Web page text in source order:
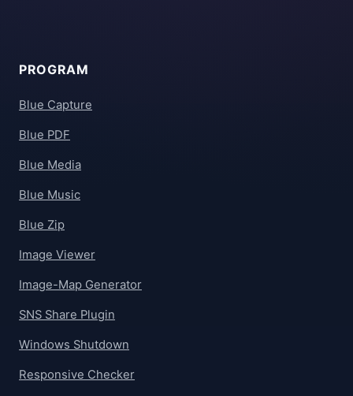
PROGRAM
Blue Capture
Blue PDF
Blue Media
Blue Music
Blue Zip
Image Viewer
Image-Map Generator
SNS Share Plugin
Windows Shutdown
Responsive Checker